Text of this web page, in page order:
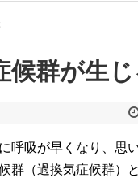
候群が生
呼吸が早くなり、思
群（過換気症候群）